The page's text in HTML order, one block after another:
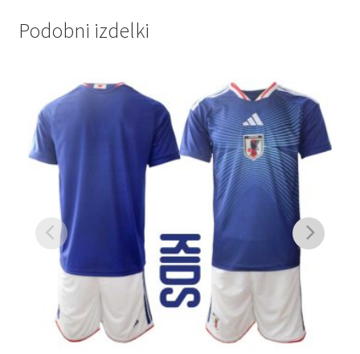
Podobni izdelki